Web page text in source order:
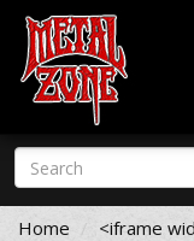
Skip
main
content
Search
form
Search
Home <iframe